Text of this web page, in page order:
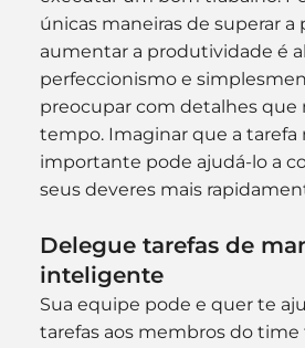
únicas maneiras de superar a
aumentar a produtividade é
perfeccionismo e
preocupar com detalhes que
tempo. Imaginar que a tarefa
importante pode ajudá-lo a
seus deveres mais
Delegue tarefas de
inteligente
Sua equipe pode e quer te
tarefas aos membros do